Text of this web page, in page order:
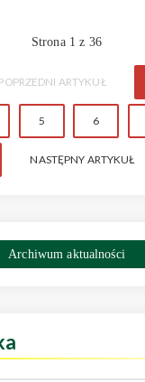
Strona 1 z 36
ARTYKUŁ
5 6
NASTĘPNY ARTYKUŁ
Archiwum aktualności